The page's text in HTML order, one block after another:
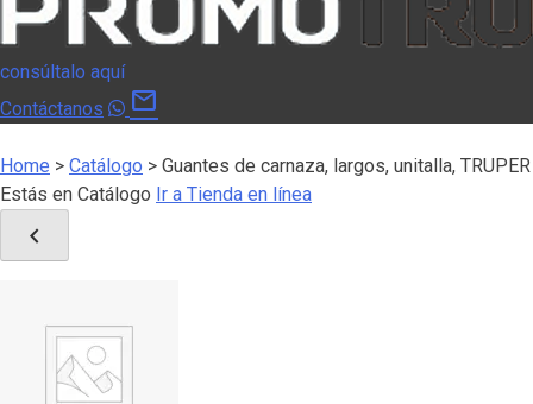
consúltalo aquí
Contáctanos
mail
Home > Catálogo > Guantes de carnaza, largos, unitalla, TRUPER
Estás en Catálogo Ir a Tienda en línea
chevron_left